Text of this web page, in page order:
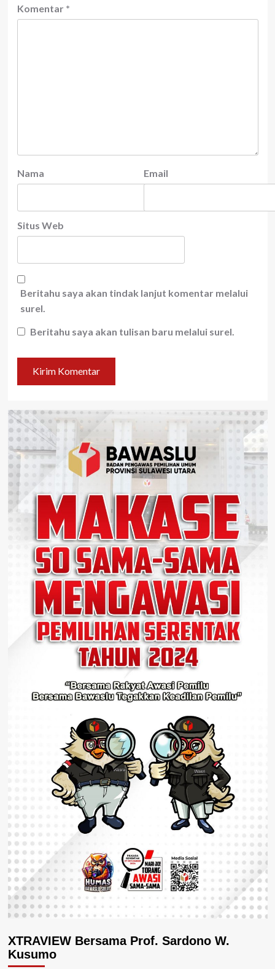
Komentar *
Nama Email
Situs Web
Beritahu saya akan tindak lanjut komentar melalui
surel.
Beritahu saya akan tulisan baru melalui surel.
XTRAVIEW Bersama Prof. Sardono W.
Kusumo